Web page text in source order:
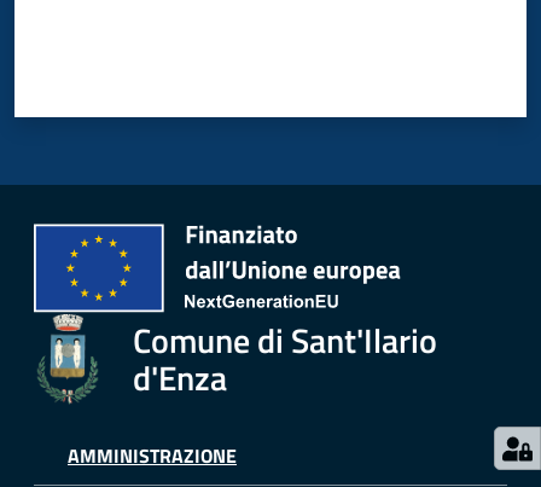
Comune di Sant'Ilario
d'Enza
AMMINISTRAZIONE